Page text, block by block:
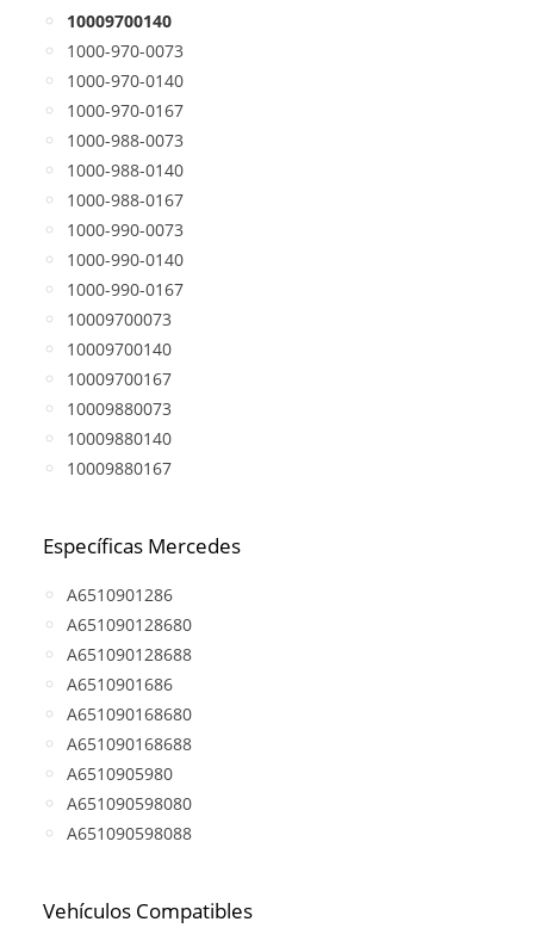
10009700140
1000-970-0073
1000-970-0140
1000-970-0167
1000-988-0073
1000-988-0140
1000-988-0167
1000-990-0073
1000-990-0140
1000-990-0167
10009700073
10009700140
10009700167
10009880073
10009880140
10009880167
Específicas Mercedes
A6510901286
A651090128680
A651090128688
A6510901686
A651090168680
A651090168688
A6510905980
A651090598080
A651090598088
Vehículos Compatibles